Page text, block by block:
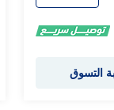
التسوق